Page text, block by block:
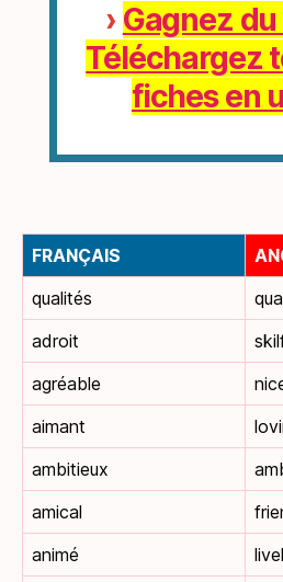
› Gagnez
Téléchargez
fiches en
FRANÇAIS
qualités
adroit
agréable
aimant
ambitieux
amical
animé